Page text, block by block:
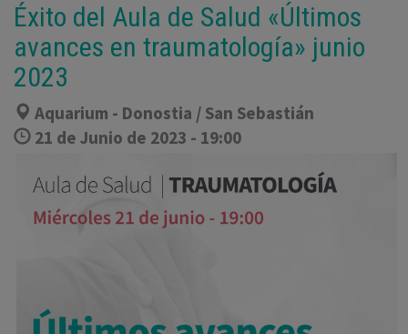
Éxito del Aula de Salud «Últimos
avances en traumatología» junio
2023
Aquarium - Donostia / San Sebastián
21 de Junio de 2023 - 19:00